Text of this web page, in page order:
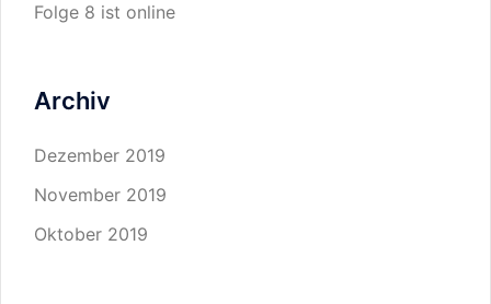
Folge 8 ist online
Archiv
Dezember 2019
November 2019
Oktober 2019